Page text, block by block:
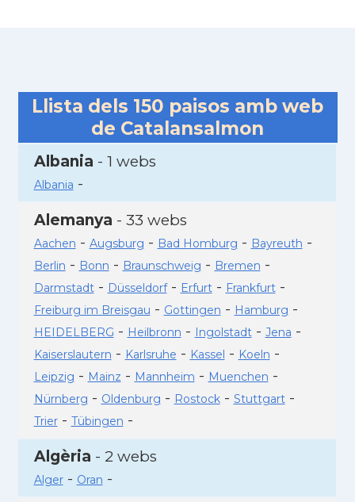
Llista dels 150 paisos amb web
de Catalansalmon
Albania - 1 webs
Albania -
Alemanya - 33 webs
Aachen - Augsburg - Bad Homburg - Bayreuth -
Berlin - Bonn - Braunschweig - Bremen -
Darmstadt- Düsseldorf- Erfurt- Frankfurt-
Freiburg im Breisgau - Gottingen - Hamburg -
HEIDELBERG - Heilbronn - Ingolstadt- Jena -
Kaiserslautern - Karlsruhe - Kassel - Koeln -
Leipzig - Mainz - Mannheim - Muenchen -
Nürnberg - Oldenburg - Rostock- Stuttgart-
Trier- Tübingen -
Algèria - 2 webs
Alger- Oran -